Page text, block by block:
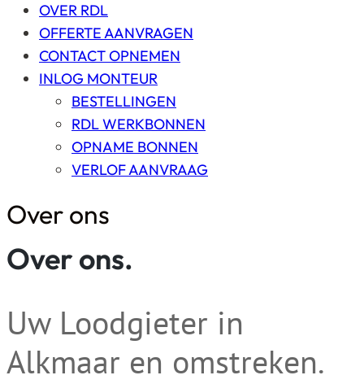
OVER RDL
OFFERTE AANVRAGEN
CONTACT OPNEMEN
INLOG MONTEUR
BESTELLINGEN
RDL WERKBONNEN
OPNAME BONNEN
VERLOF AANVRAAG
Over ons
Over ons.
Uw Loodgieter in
Alkmaar en omstreken.